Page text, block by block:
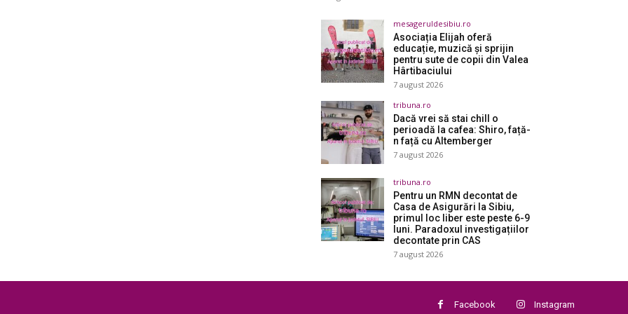
mesageruldesibiu.ro
Asociația Elijah oferă
educație, muzică și sprijin
pentru sute de copii din Valea
Hârtibaciului
7 august 2026
tribuna.ro
Dacă vrei să stai chill o
perioadă la cafea: Shiro, față-
n față cu Altemberger
7 august 2026
tribuna.ro
Pentru un RMN decontat de
Casa de Asigurări la Sibiu,
primul loc liber este peste 6-9
luni. Paradoxul investigațiilor
decontate prin CAS
7 august 2026
Facebook Instagram